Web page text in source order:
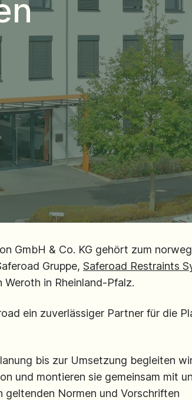
GmbH & Co. KG gehört zum
Gruppe, Saferoad Restraints
in Rheinland-Pfalz.
ein zuverlässiger Partner für die
bis zur Umsetzung begleiten
und montieren sie gemeinsam mit
geltenden Normen und Vorschriften